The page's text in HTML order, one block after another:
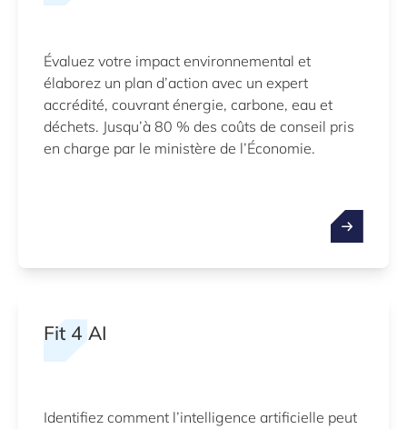
Évaluez votre impact environnemental et
élaborez un plan d’action avec un expert
accrédité, couvrant énergie, carbone, eau et
déchets. Jusqu’à 80 % des coûts de conseil pris
en charge par le ministère de l’Économie.
Fit 4 AI
Identifiez comment l’intelligence artificielle peut